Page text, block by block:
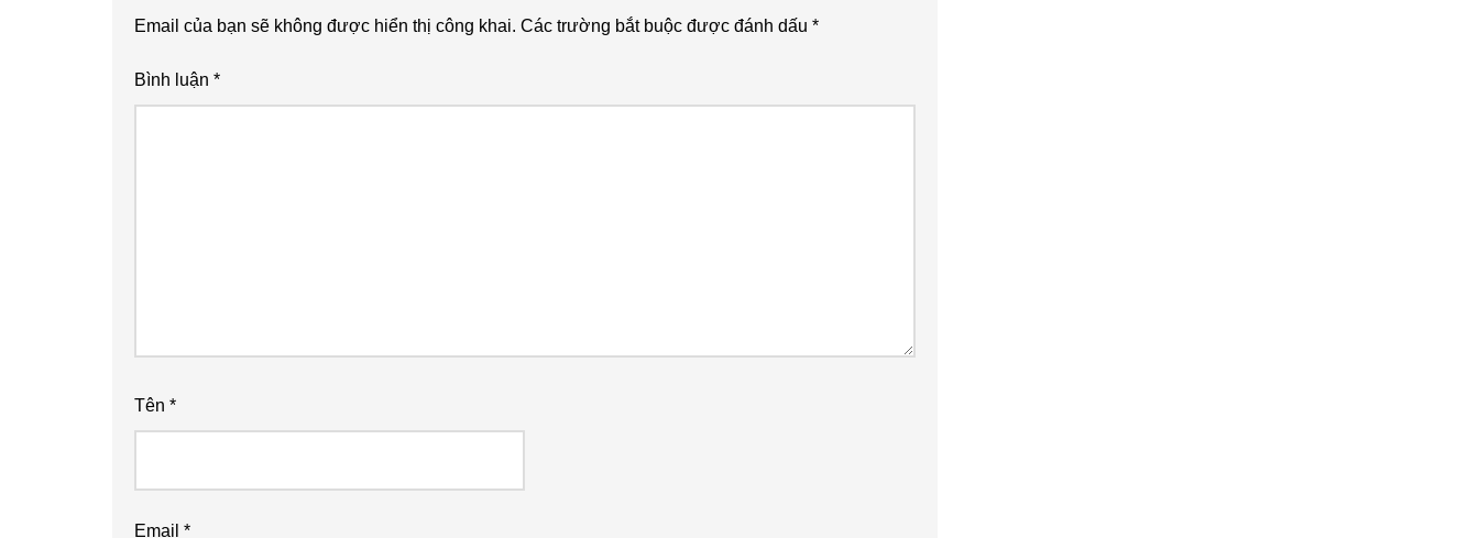
Email của bạn sẽ không được hiển thị công khai. Các trường bắt buộc được đánh dấu *
Bình luận *
Tên *
Email *